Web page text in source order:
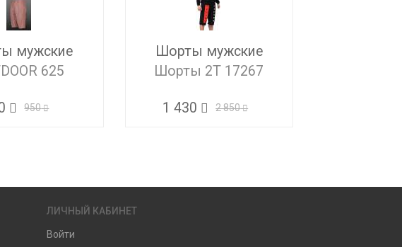
мужские
625
950
Шорты мужские
Шорты 2T 17267
1 430 2 850
ЛИЧНЫЙ КАБИНЕТ
Войти